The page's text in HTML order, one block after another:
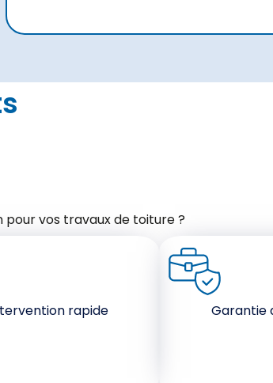
pour vos travaux de toiture ?
rapide Garantie